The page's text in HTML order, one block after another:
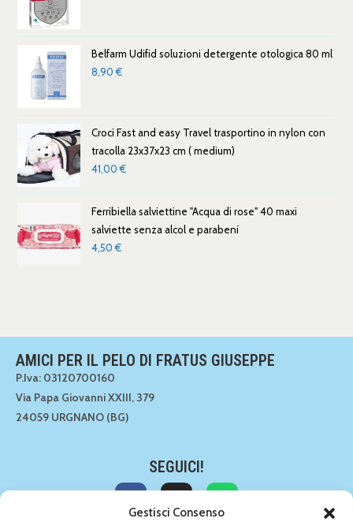
Gestisci Consenso
Belfarm Udifid soluzioni detergente otologica 80 ml
8,90€
Croci Fast and easy Travel trasportino in nylon con
tracolla 23x37x23 cm ( medium)
41,00€
Ferribiella salviettine "Acqua di rose" 40 maxi
salviette senza alcol e parabeni
4,50€
AMICI PER IL PELO DI FRATUS GIUSEPPE
P.Iva: 03120700160
Via Papa Giovanni XXIII, 379
24059 URGNANO (BG)
SEGUICI!